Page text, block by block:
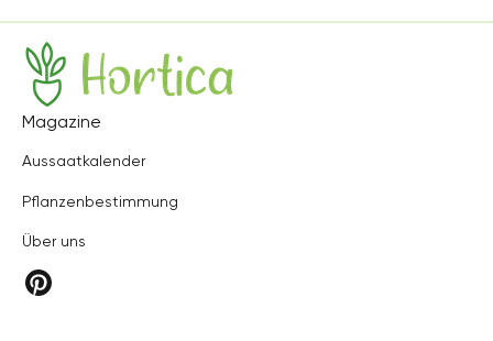
Hortica
Magazine
Aussaatkalender
Pflanzenbestimmung
Über uns